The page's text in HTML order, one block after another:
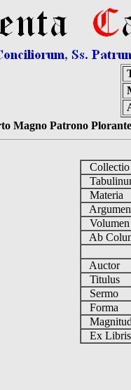
Magno Patrono
Collectio
Materia
Volumen
Ab
Auctor
Titulus
Sermo
Forma
Ex Libris